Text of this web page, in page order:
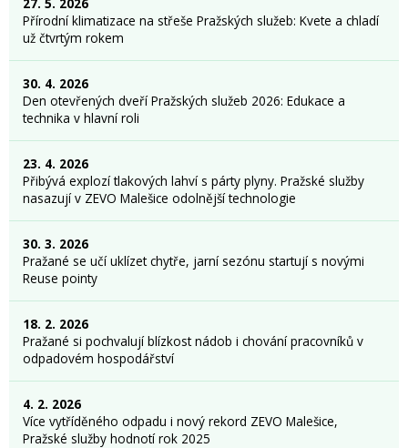
Přírodní klimatizace na střeše Pražských služeb: Kvete a chladí
už čtvrtým rokem
30. 4. 2026
Den otevřených dveří Pražských služeb 2026: Edukace a
technika v hlavní roli
23. 4. 2026
Přibývá explozí tlakových lahví s párty plyny. Pražské služby
nasazují v ZEVO Malešice odolnější technologie
30. 3. 2026
Pražané se učí uklízet chytře, jarní sezónu startují s novými
Reuse pointy
18. 2. 2026
Pražané si pochvalují blízkost nádob i chování pracovníků v
odpadovém hospodářství
4. 2. 2026
Více vytříděného odpadu i nový rekord ZEVO Malešice,
Pražské služby hodnotí rok 2025